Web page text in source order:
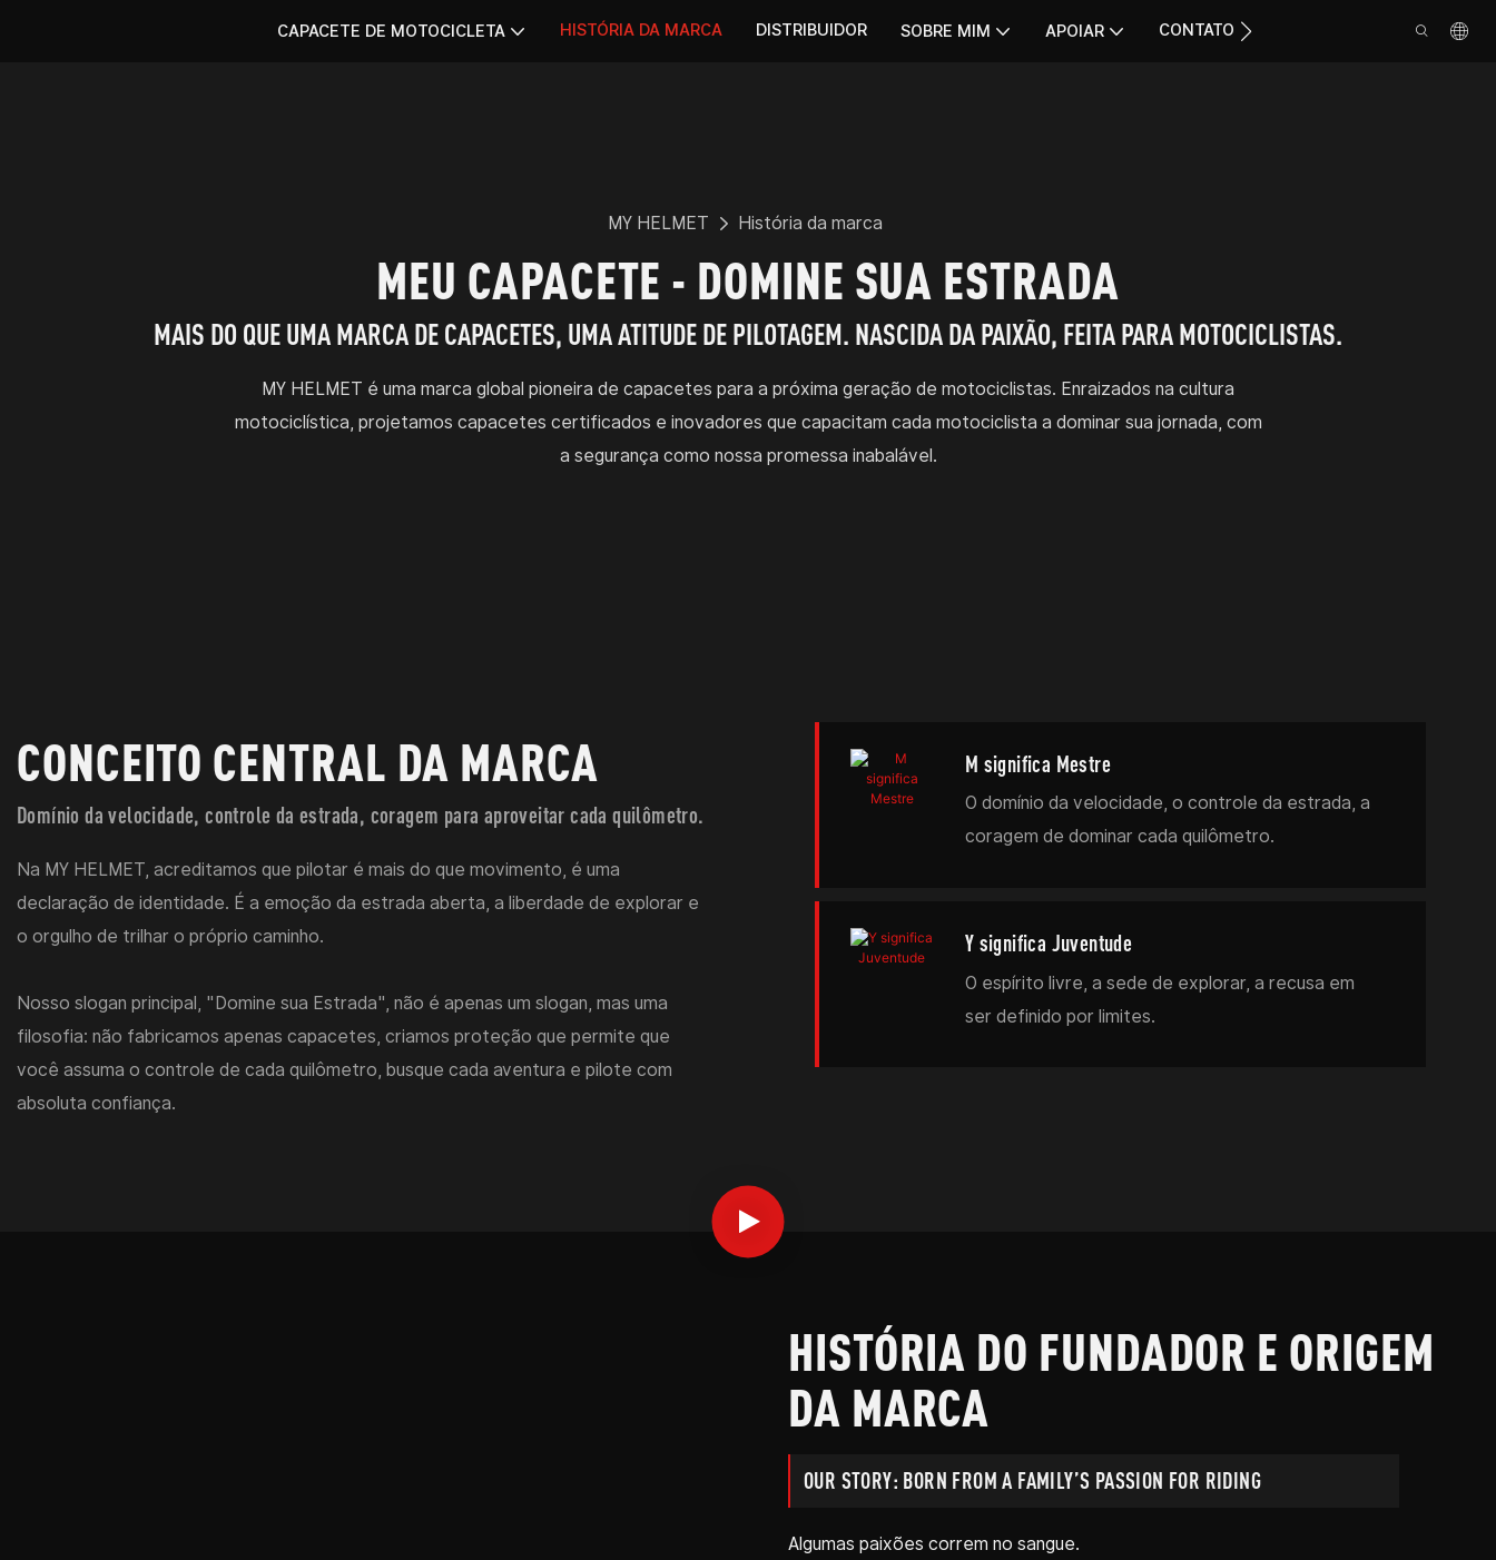
CAPACETE DE MOTOCICLETA HISTÓRIA DA MARCA DISTRIBUIDOR SOBRE MIM APOIAR CONTATO
MY HELMET História da marca
MEU CAPACETE - DOMINE SUA ESTRADA
MAIS DO QUE UMA MARCA DE CAPACETES, UMA ATITUDE DE PILOTAGEM. NASCIDA DA PAIXÃO, FEITA PARA MOTOCICLISTAS.
MY HELMET é uma marca global pioneira de capacetes para a próxima geração de motociclistas. Enraizados na cultura
motociclística, projetamos capacetes certificados e inovadores que capacitam cada motociclista a dominar sua jornada, com
a segurança como nossa promessa inabalável.
CONCEITO CENTRAL DA MARCA
Domínio da velocidade, controle da estrada, coragem para aproveitar cada quilômetro.
Na MY HELMET, acreditamos que pilotar é mais do que movimento, é uma
declaração de identidade. É a emoção da estrada aberta, a liberdade de explorar e
o orgulho de trilhar o próprio caminho.
Nosso slogan principal, "Domine sua Estrada", não é apenas um slogan, mas uma
filosofia: não fabricamos apenas capacetes, criamos proteção que permite que
você assuma o controle de cada quilômetro, busque cada aventura e pilote com
absoluta confiança.
M significa Mestre
O domínio da velocidade, o controle da estrada, a
coragem de dominar cada quilômetro.
Y significa Juventude
O espírito livre, a sede de explorar, a recusa em
ser definido por limites.
HISTÓRIA DO FUNDADOR E ORIGEM
DA MARCA
OUR STORY: BORN FROM A FAMILY’S PASSION FOR RIDING
Algumas paixões correm no sangue.